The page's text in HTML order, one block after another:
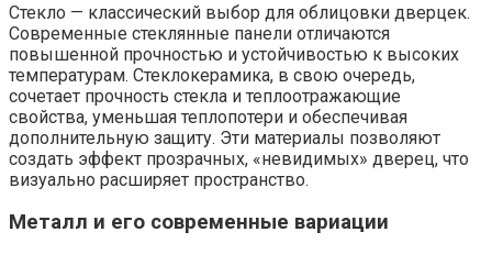
Стекло — классический выбор для облицовки дверцек.
Современные стеклянные панели отличаются
повышенной прочностью и устойчивостью к высоких
температурам. Стеклокерамика, в свою очередь,
сочетает прочность стекла и теплоотражающие
свойства, уменьшая теплопотери и обеспечивая
дополнительную защиту. Эти материалы позволяют
создать эффект прозрачных, «невидимых» дверец, что
визуально расширяет пространство.
Металл и его современные вариации